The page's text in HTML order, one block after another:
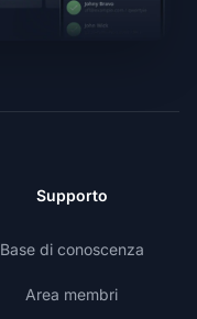
Supporto
Base di conoscenza
Area membri